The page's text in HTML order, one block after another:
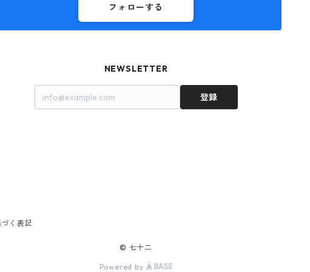
フォローする
NEWSLETTER
登録
く表記
© 七十二
Powered by